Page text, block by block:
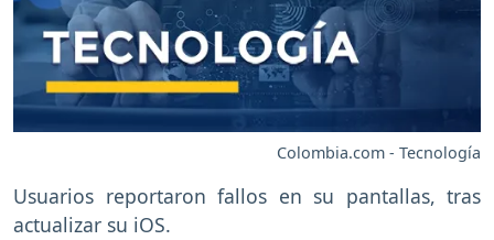
Colombia.com - Tecnología
Usuarios reportaron fallos en su pantallas, tras
actualizar su iOS.